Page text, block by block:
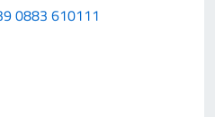
0883 610111